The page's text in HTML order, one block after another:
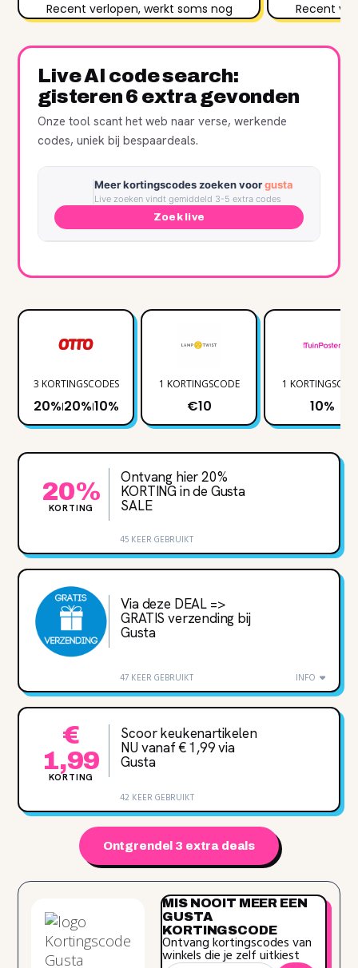
Recent verlopen, werkt soms nog Recent
Live AI code search:
gisteren 6 extra gevonden
Onze tool scant het web naar verse, werkende
codes, uniek bij bespaardeals.
Meer kortingscodes zoeken voorgusta
Live zoeken vindt gemiddeld 3-5 extra codes
Zoek live
3 KORTINGSCODES
20%|20%|10%
1 KORTINGSCODE
€10
1
10%
20%
KORTING
Ontvang hier 20%
KORTING in de Gusta
SALE
45 KEER GEBRUIKT
Via deze DEAL =>
GRATIS verzending bij
Gusta
47 KEER GEBRUIKT INFO
€
1,99
KORTING
Scoor keukenartikelen
NU vanaf € 1,99 via
Gusta
42 KEER GEBRUIKT
Ontgrendel 3 extra deals
MIS NOOIT MEER EEN
GUSTA
KORTINGSCODE
Ontvang kortingscodes van
winkels die je zelf uitkiest